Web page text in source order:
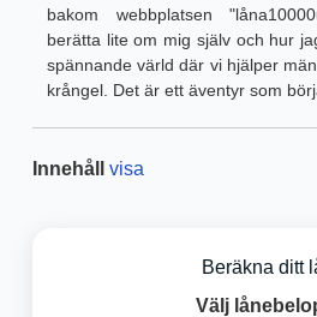
bakom webbplatsen
berätta lite om mig själv och hur
spännande värld där vi hjälper
krångel. Det är ett äventyr som
Innehåll visa
Beräkna ditt
Välj